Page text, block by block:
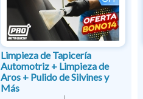
Limpieza de Tapicería
Automotriz + Limpieza de
Aros + Pulido de Silvines y
Más